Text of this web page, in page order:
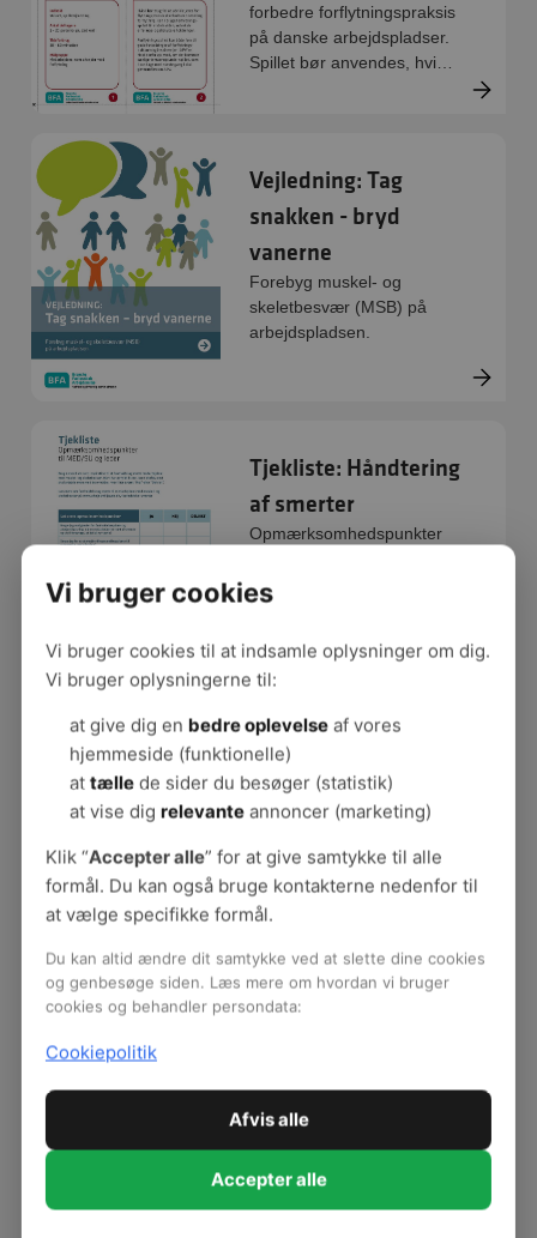
forbedre forflytningspraksis
på danske arbejdspladser.
Spillet bør anvendes, hvis
Vejledning: Tag
snakken - bryd
vanerne
Forebyg muskel- og
skeletbesvær (MSB) på
arbejdspladsen.
Tjekliste: Håndtering
af smerter
Opmærksomhedspunkter
denne liste som inspiration
til at fastholde og støtte
muskel- og skeletbesvær.
Flip-Flap: Forflyt med
omtanke
Flip flappen tager
udgangspunkt i det 8
anbefalinger til Forflyt med
omtanke. Flip-flappen kan
bruges til at sætte en
de centrale elementer i
forflytningspraksis.
Handlingspakker til
værktøjer, der direkte kan
bruges på jeres
arbejdsplads:
Handlingsredskab, quiz og
Vi bruger cookies
Vi bruger cookies til at indsamle oplysninger om dig.
Vi bruger oplysningerne til:
at give dig en bedre oplevelseaf vores
hjemmeside (funktionelle)
at tællede sider du besøger (statistik)
at vise dig relevanteannoncer (marketing)
Klik “Accepter alle” for at give samtykke til alle
formål. Du kan også bruge kontakterne nedenfor til
at vælge specifikke formål.
Du kan altid ændre dit samtykke ved at slette dine cookies
og genbesøge siden. Læs mere om hvordan vi bruger
cookies og behandler persondata:
Cookiepolitik
Afvis alle
Accepter alle